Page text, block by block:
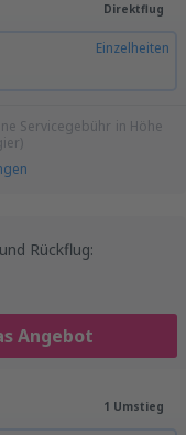
Direktflug
Einzelheiten
Servicegebühr in Höhe
Rückflug:
Angebot
1 Umstieg